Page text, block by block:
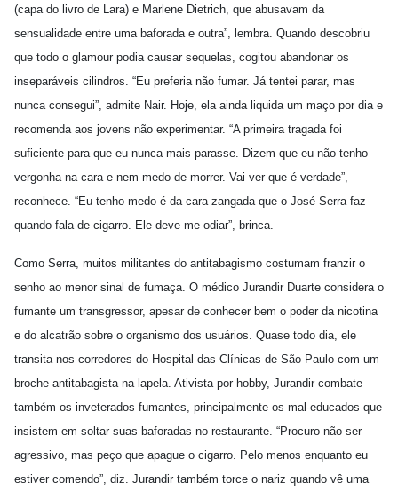
(capa do livro de Lara) e Marlene Dietrich, que abusavam da
sensualidade entre uma baforada e outra”, lembra. Quando descobriu
que todo o glamour podia causar sequelas, cogitou abandonar os
inseparáveis cilindros. “Eu preferia não fumar. Já tentei parar, mas
nunca consegui”, admite Nair. Hoje, ela ainda liquida um maço por dia e
recomenda aos jovens não experimentar. “A primeira tragada foi
suficiente para que eu nunca mais parasse. Dizem que eu não tenho
vergonha na cara e nem medo de morrer. Vai ver que é verdade”,
reconhece. “Eu tenho medo é da cara zangada que o José Serra faz
quando fala de cigarro. Ele deve me odiar”, brinca.
Como Serra, muitos militantes do antitabagismo costumam franzir o
senho ao menor sinal de fumaça. O médico Jurandir Duarte considera o
fumante um transgressor, apesar de conhecer bem o poder da nicotina
e do alcatrão sobre o organismo dos usuários. Quase todo dia, ele
transita nos corredores do Hospital das Clínicas de São Paulo com um
broche antitabagista na lapela. Ativista por hobby, Jurandir combate
também os inveterados fumantes, principalmente os mal-educados que
insistem em soltar suas baforadas no restaurante. “Procuro não ser
agressivo, mas peço que apague o cigarro. Pelo menos enquanto eu
estiver comendo”, diz. Jurandir também torce o nariz quando vê uma